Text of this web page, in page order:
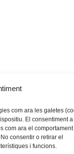
com ara les galetes
El consentiment a
com ara el
consentir o retirar el
i funcions.